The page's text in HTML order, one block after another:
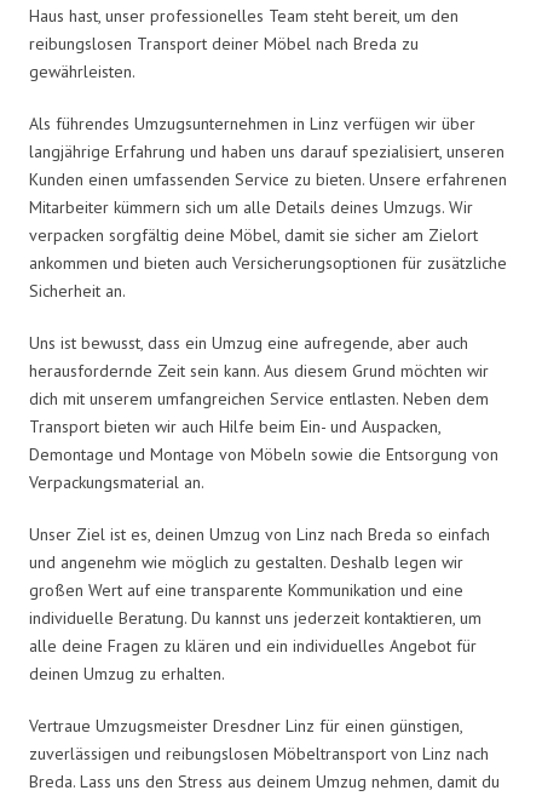
Haus hast, unser professionelles Team steht bereit, um den
reibungslosen Transport deiner Möbel nach Breda zu
gewährleisten.
Als führendes Umzugsunternehmen in Linz verfügen wir über
langjährige Erfahrung und haben uns darauf spezialisiert, unseren
Kunden einen umfassenden Service zu bieten. Unsere erfahrenen
Mitarbeiter kümmern sich um alle Details deines Umzugs. Wir
verpacken sorgfältig deine Möbel, damit sie sicher am Zielort
ankommen und bieten auch Versicherungsoptionen für zusätzliche
Sicherheit an.
Uns ist bewusst, dass ein Umzug eine aufregende, aber auch
herausfordernde Zeit sein kann. Aus diesem Grund möchten wir
dich mit unserem umfangreichen Service entlasten. Neben dem
Transport bieten wir auch Hilfe beim Ein- und Auspacken,
Demontage und Montage von Möbeln sowie die Entsorgung von
Verpackungsmaterial an.
Unser Ziel ist es, deinen Umzug von Linz nach Breda so einfach
und angenehm wie möglich zu gestalten. Deshalb legen wir
großen Wert auf eine transparente Kommunikation und eine
individuelle Beratung. Du kannst uns jederzeit kontaktieren, um
alle deine Fragen zu klären und ein individuelles Angebot für
deinen Umzug zu erhalten.
Vertraue Umzugsmeister Dresdner Linz für einen günstigen,
zuverlässigen und reibungslosen Möbeltransport von Linz nach
Breda. Lass uns den Stress aus deinem Umzug nehmen, damit du